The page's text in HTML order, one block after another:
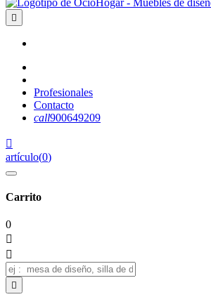

Profesionales
Contacto
call900649209

artículo(0)
Carrito
0


